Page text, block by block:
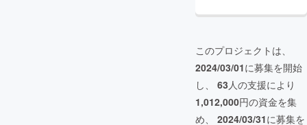
このプロジェクトは、
2024/03/01に募集を開始
し、 63人の支援により
1,012,000円の資金を集
め、 2024/03/31に募集を